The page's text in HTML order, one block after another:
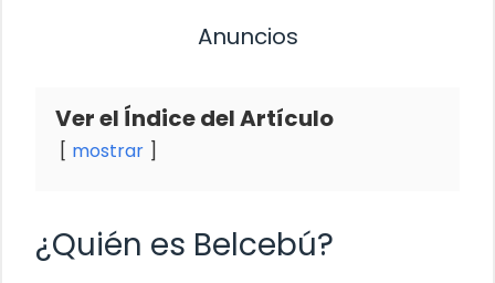
Anuncios
Ver el Índice del Artículo
mostrar
¿Quién es Belcebú?